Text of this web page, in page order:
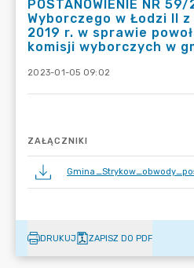
POSTANOWIENIE NR
Wyborczego w Łodzi II
2019 r. w sprawie
komisji wyborczych w
2023-01-05 09:02
ZAŁĄCZNIKI
DRUKUJ ZAPISZ DO PDF